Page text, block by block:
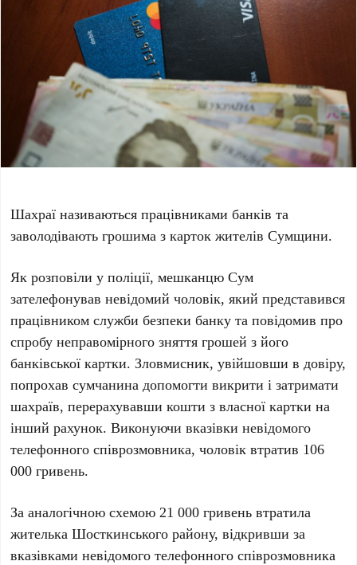
Шахраї називаються працівниками банків та
заволодівають грошима з карток жителів Сумщини.
Як розповіли у поліції, мешканцю Сум
зателефонував невідомий чоловік, який представився
працівником служби безпеки банку та повідомив про
спробу неправомірного зняття грошей з його
банківської картки. Зловмисник, увійшовши в довіру,
попрохав сумчанина допомогти викрити і затримати
шахраїв, перерахувавши кошти з власної картки на
інший рахунок. Виконуючи вказівки невідомого
телефонного співрозмовника, чоловік втратив 106
000 гривень.
За аналогічною схемою 21 000 гривень втратила
жителька Шосткинського району, відкривши за
вказівками невідомого телефонного співрозмовника